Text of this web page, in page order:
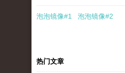
泡泡镜像#1 泡泡镜像#2
热门文章